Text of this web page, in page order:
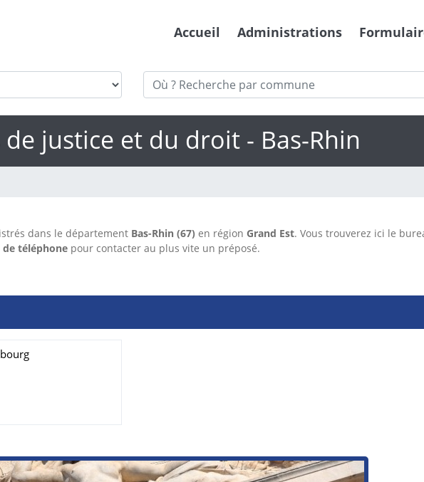
Accueil Administrations
justice et du droit - Bas-Rhin
dans le département Bas-Rhin (67) en région Grand Est. Vous trouverez ici le
téléphone pour contacter au plus vite un préposé.